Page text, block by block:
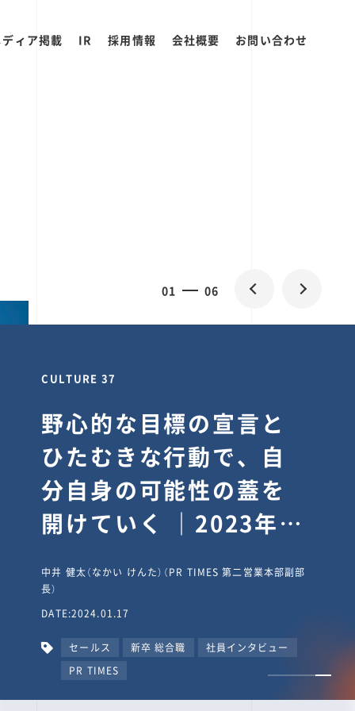
ィア掲載 IR 採用情報 会社概要 お問い合わせ
0 06
CULTURE 30
逆境では自分のスタン
スを変え“予想を裏切
り、期待を超える”【真
輔塾・前編】
山田真輔（やまだ しんすけ）（執行役員 兼 Jooto事業部
長）
DATE:2023.09.08
カルチャー CxO キャリア入社 Jooto